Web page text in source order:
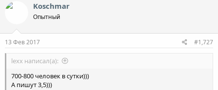
:
Koschmar
Опытный
13 Фев 2017 #1,727
lexx написал(а):
700-800 человек в сутки)))
А пишут 3,5)))